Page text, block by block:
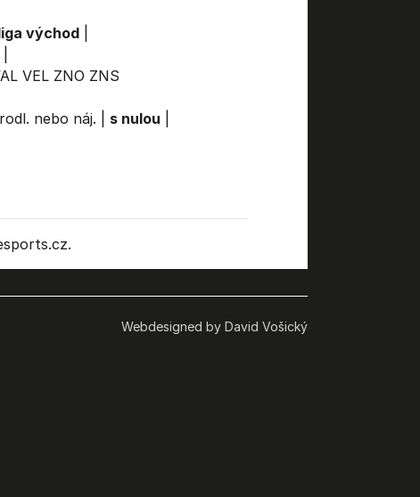
východ|
VEL ZNO ZNS
nebo náj. s nulou
Webdesigned by David Vošický